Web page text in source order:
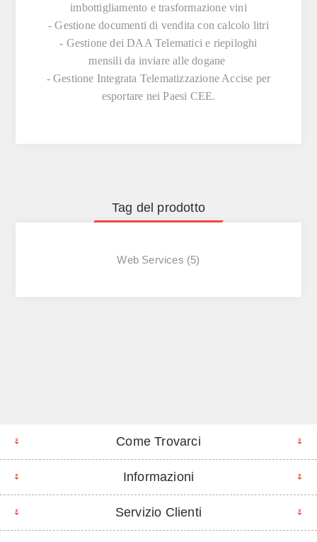
imbottigliamento e trasformazione vini
- Gestione documenti di vendita con calcolo litri
- Gestione dei DAA Telematici e riepiloghi
mensili da inviare alle dogane
- Gestione Integrata Telematizzazione Accise per
esportare nei Paesi CEE.
Tag del prodotto
Web Services (5)
Come Trovarci
Informazioni
Servizio Clienti